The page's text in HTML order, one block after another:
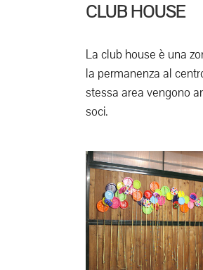
CLUB HOUSE
La club house è una
la permanenza al
stessa area vengono
soci.